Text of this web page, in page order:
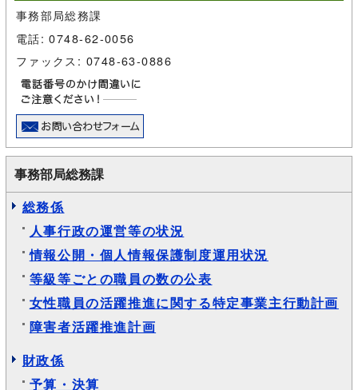
事務部局総務課
電話: 0748-62-0056
ファックス: 0748-63-0886
事務部局総務課
総務係
人事行政の運営等の状況
情報公開・個人情報保護制度運用状況
等級等ごとの職員の数の公表
女性職員の活躍推進に関する特定事業主行動計画
障害者活躍推進計画
財政係
予算・決算